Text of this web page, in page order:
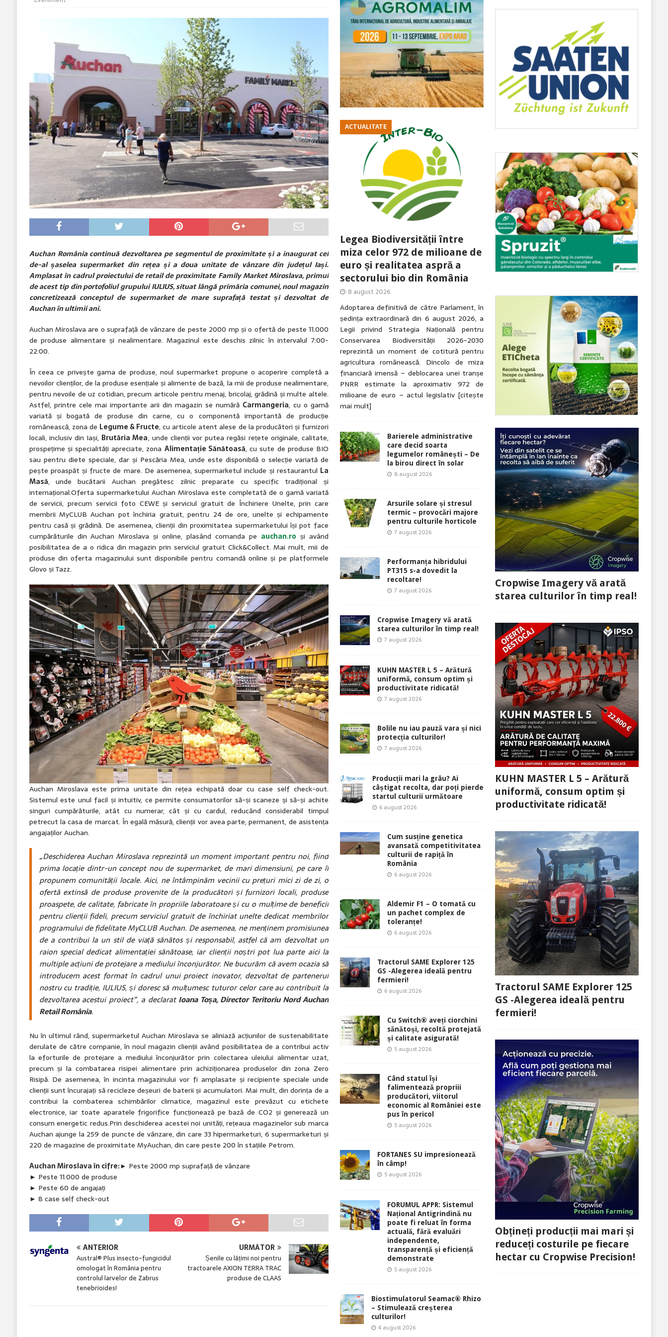
Auchan România continuă dezvoltarea pe segmentul de proximitate și a inaugurat cel
de-al șaselea supermarket din rețea și a doua unitate de vânzare din județul Iași.
Amplasat în cadrul proiectului de retail de proximitate Family Market Miroslava, primul
de acest tip din portofoliul grupului IULIUS, situat lângă primăria comunei, noul magazin
concretizează conceptul de supermarket de mare suprafață testat și dezvoltat de
Auchan în ultimii ani.
Auchan Miroslava are o suprafață de vânzare de peste 2000 mp și o ofertă de peste 11.000
de produse alimentare și nealimentare. Magazinul este deschis zilnic în intervalul 7:00-
22:00.
În ceea ce privește gama de produse, noul supermarket propune o acoperire completă a
nevoilor clienților, de la produse esențiale și alimente de bază, la mii de produse nealimentare,
pentru nevoile de uz cotidian, precum articole pentru menaj, bricolaj, grădină și multe altele.
Astfel, printre cele mai importante arii din magazin se numără Carmangeria, cu o gamă
variată și bogată de produse din carne, cu o componentă importantă de producție
românească, zona de Legume & Fructe, cu articole atent alese de la producători și furnizori
locali, inclusiv din Iași, Brutăria Mea, unde clienții vor putea regăsi rețete originale, calitate,
prospețime și specialități apreciate, zona Alimentație Sănătoasă, cu sute de produse BIO
sau pentru diete speciale, dar și Pescăria Mea, unde este disponibilă o selecție variată de
pește proaspăt și fructe de mare. De asemenea, supermarketul include și restaurantul La
Masă, unde bucătarii Auchan pregătesc zilnic preparate cu specific tradițional și
internațional.Oferta supermarketului Auchan Miroslava este completată de o gamă variată
de servicii, precum servicii foto CEWE și serviciul gratuit de Închiriere Unelte, prin care
membrii MyCLUB Auchan pot închiria gratuit, pentru 24 de ore, unelte și echipamente
pentru casă și grădină. De asemenea, clienții din proximitatea supermarketului își pot face
cumpărăturile din Auchan Miroslava și online, plasând comanda pe auchan.ro și având
posibilitatea de a o ridica din magazin prin serviciul gratuit Click&Collect. Mai mult, mii de
produse din oferta magazinului sunt disponibile pentru comandă online și pe platformele
Glovo și Tazz.
Auchan Miroslava este prima unitate din rețea echipată doar cu case self check-out.
Sistemul este unul facil și intuitiv, ce permite consumatorilor să-și scaneze și să-și achite
singuri cumpărăturile, atât cu numerar, cât și cu cardul, reducând considerabil timpul
petrecut la casa de marcat. În egală măsură, clienții vor avea parte, permanent, de asistența
angajaților Auchan.
„Deschiderea Auchan Miroslava reprezintă un moment important pentru noi, fiind
prima locație dintr-un concept nou de supermarket, de mari dimensiuni, pe care îl
propunem comunității locale. Aici, ne întâmpinăm vecinii cu prețuri mici zi de zi, o
ofertă extinsă de produse provenite de la producători și furnizori locali, produse
proaspete, de calitate, fabricate în propriile laboratoare și cu o mulțime de beneficii
pentru clienții fideli, precum serviciul gratuit de închiriat unelte dedicat membrilor
programului de fidelitate MyCLUB Auchan. De asemenea, ne menținem promisiunea
de a contribui la un stil de viață sănătos și responsabil, astfel că am dezvoltat un
raion special dedicat alimentației sănătoase, iar clienții noștri pot lua parte aici la
multiple acțiuni de protejare a mediului înconjurător. Ne bucurăm că avem ocazia să
introducem acest format în cadrul unui proiect inovator, dezvoltat de partenerul
nostru cu tradiție, IULIUS, și doresc să mulțumesc tuturor celor care au contribuit la
dezvoltarea acestui proiect”, a declaratIoana Toșa, Director Teritoriu Nord Auchan
Retail România.
Nu în ultimul rând, supermarketul Auchan Miroslava se aliniază acțiunilor de sustenabilitate
derulate de către companie, în noul magazin clienții având posibilitatea de a contribui activ
la eforturile de protejare a mediului înconjurător prin colectarea uleiului alimentar uzat,
precum și la combatarea risipei alimentare prin achiziționarea produselor din zona Zero
Risipă. De asemenea, în incinta magazinului vor fi amplasate și recipiente speciale unde
clienții sunt încurajați să recicleze deșeuri de baterii și acumulatori. Mai mult, din dorința de a
contribui la combaterea schimbărilor climatice, magazinul este prevăzut cu etichete
electronice, iar toate aparatele frigorifice funcționează pe bază de CO2 și generează un
consum energetic redus.Prin deschiderea acestei noi unități, rețeaua magazinelor sub marca
Auchan ajunge la 259 de puncte de vânzare, din care 33 hipermarketuri, 6 supermarketuri și
220 de magazine de proximitate MyAuchan, din care peste 200 în stațiile Petrom.
Auchan Miroslava în cifre:► Peste 2000 mp suprafață de vânzare
► Peste 11.000 de produse
► Peste 60 de angajați
► 8 case self check-out
ANTERIOR
Austral® Plus insecto-fungicidul
omologat în România pentru
controlul larvelor de Zabrus
tenebrioides!
URMĂTOR
Șenile cu lățimi noi pentru
tractoarele AXION TERRA TRAC
produse de CLAAS
ACTUALITATE
Legea Biodiversității între
miza celor 972 de milioane de
euro și realitatea aspră a
sectorului bio din România
8 august 2026
Adoptarea definitivă de către Parlament, în
ședința extraordinară din 6 august 2026, a
Legii privind Strategia Națională pentru
Conservarea Biodiversității 2026-2030
reprezintă un moment de cotitură pentru
agricultura românească. Dincolo de miza
financiară imensă – deblocarea unei tranșe
PNRR estimate la aproximativ 972 de
milioane de euro – actul legislativ [citește
mai mult]
Barierele administrative
care decid soarta
legumelor românești – De
la birou direct în solar
8 august 2026
Arsurile solare și stresul
termic – provocări majore
pentru culturile horticole
7 august 2026
Performanța hibridului
PT315 s-a dovedit la
recoltare!
7 august 2026
Cropwise Imagery vă arată
starea culturilor în timp real!
7 august 2026
KUHN MASTER L 5 – Arătură
uniformă, consum optim și
productivitate ridicată!
7 august 2026
Bolile nu iau pauză vara și nici
protecția culturilor!
7 august 2026
Producții mari la grâu? Ai
câștigat recolta, dar poți pierde
startul culturii următoare
6 august 2026
Cum susține genetica
avansată competitivitatea
culturii de rapiță în
România
6 august 2026
Aldemir F1 – O tomată cu
un pachet complex de
toleranțe!
6 august 2026
Tractorul SAME Explorer 125
GS -Alegerea ideală pentru
fermieri!
6 august 2026
Cu Switch® aveți ciorchini
sănătoși, recoltă protejată
și calitate asigurată!
5 august 2026
Când statul își
falimentează propriii
producători, viitorul
economic al României este
pus în pericol
5 august 2026
FORTANES SU impresionează
în câmp!
5 august 2026
FORUMUL APPR: Sistemul
Național Antigrindină nu
poate fi reluat în forma
actuală, fără evaluări
independente,
transparență și eficiență
demonstrate
5 august 2026
Biostimulatorul Seamac® Rhizo
– Stimulează creșterea
culturilor!
4 august 2026
Cropwise Imagery vă arată
starea culturilor în timp real!
KUHN MASTER L 5 – Arătură
uniformă, consum optim și
productivitate ridicată!
Tractorul SAME Explorer 125
GS -Alegerea ideală pentru
fermieri!
Obțineți producții mai mari și
reduceți costurile pe fiecare
hectar cu Cropwise Precision!